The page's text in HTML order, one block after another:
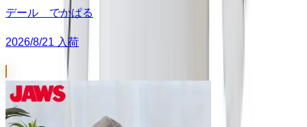
デール でかぱる
2026/8/21 入荷